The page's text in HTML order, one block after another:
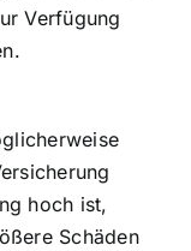
Verfügung
hoch ist,
Schäden